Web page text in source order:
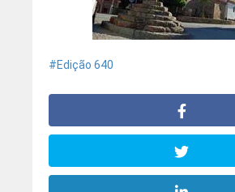
Edição 640